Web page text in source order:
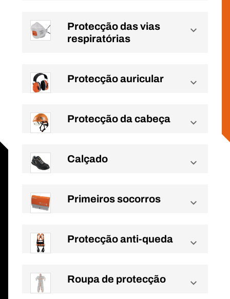
Protecção das vias
respiratórias
Protecção auricular
Protecção da cabeça
Calçado
Primeiros socorros
Protecção anti-queda
Roupa de protecção